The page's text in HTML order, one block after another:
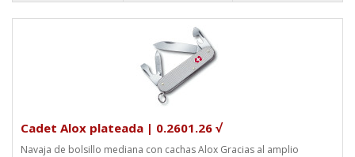
Cadet Alox plateada | 0.2601.26 √
Navaja de bolsillo mediana con cachas Alox Gracias al amplio